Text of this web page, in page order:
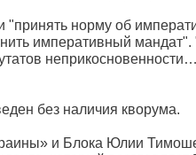
норму об
императивный
без наличия кворума.
и Блока Юлии